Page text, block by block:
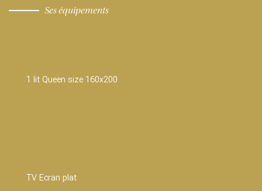
Ses équipements
1 lit Queen size 160x200
TV Ecran plat